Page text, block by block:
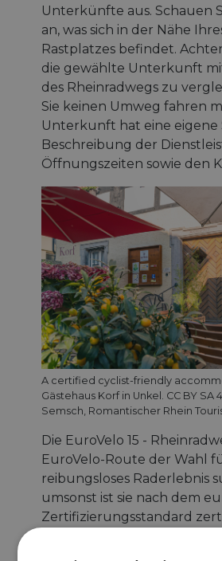
Unterkünfte aus. Schauen
an, was sich in der Nähe
Rastplatzes befindet.
die gewählte Unterkunft
des Rheinradwegs zu
Sie keinen Umweg fahren
Unterkunft hat eine eigene
Beschreibung der
Öffnungszeiten sowie den
A certified cyclist-friendly
Gästehaus Korf in Unkel. CC BY SA
Semsch, Romantischer Rhein
Die EuroVelo 15 -
EuroVelo-Route der Wahl
reibungsloses Raderlebnis
umsonst ist sie nach dem
Zertifizierungsstandard